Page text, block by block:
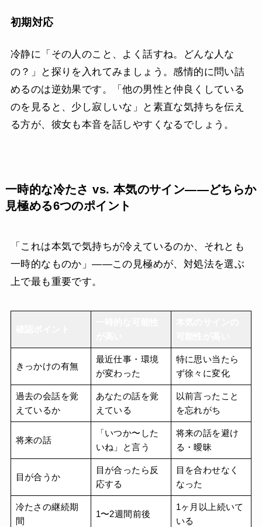
初期対応
冷静に「その人のこと、よく話すね。どんな人な
の？」と探りを入れてみましょう。感情的に問い詰
めるのは逆効果です。「他の男性と仲良くしている
のを見ると、少し寂しいな」と素直な気持ちを伝え
る方が、彼女も本音を話しやすくなるでしょう。
一時的な冷たさ vs. 本気のサイン——どちらか
見極める6つのポイント
「これは本気で気持ちが冷えているのか、それとも
一時的なものか」——この見極めが、対処法を選ぶ
上で最も重要です。
きっかけの有無
最近仕事・環境
が変わった
特に思い当たら
ず徐々に変化
過去の会話を覚
えているか
あなたの話を覚
えている
以前言ったこと
を忘れがち
将来の話
「いつか〜した
いね」と言う
将来の話を避け
る・曖昧
目が合うか
目が合ったら反
応する
目を合わせなく
なった
冷たさの継続期
間
1〜2週間前後
1ヶ月以上続いて
いる